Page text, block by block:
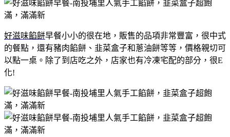
好滋味餡餅早餐小小的很在地，販售的品項非常豐富，很中式
的餐點，還有豬肉餡餅、韭菜盒子和蔥油餅等等，價格親切可
以點一桌。除了到店吃之外，店家也有冷凍宅配的部分，很E
化!